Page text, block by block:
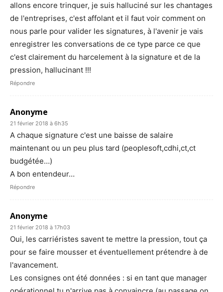
allons encore trinquer, je suis halluciné sur les chantages
de l'entreprises, c'est affolant et il faut voir comment on
nous parle pour valider les signatures, à l'avenir je vais
enregistrer les conversations de ce type parce ce que
c'est clairement du harcelement à la signature et de la
pression, hallucinant !!!
Répondre
Anonyme
21 février 2018 à 6h35
A chaque signature c'est une baisse de salaire
maintenant ou un peu plus tard (peoplesoft,cdhi,ct,ct
budgétée…)
A bon entendeur…
Répondre
Anonyme
21 février 2018 à 17h03
Oui, les carriéristes savent te mettre la pression, tout ça
pour se faire mousser et éventuellement prétendre à de
l'avancement.
Les consignes ont été données : si en tant que manager